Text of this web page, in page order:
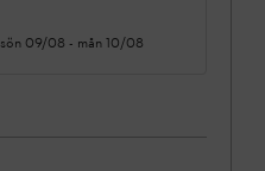
sön 09/08 - mån 10/08